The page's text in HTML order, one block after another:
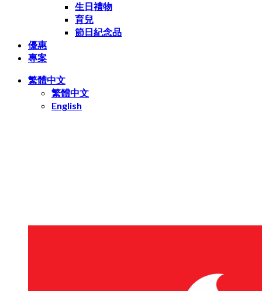
生日禮物
育兒
節日紀念品
優惠
專案
繁體中文
繁體中文
English